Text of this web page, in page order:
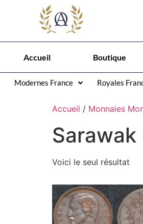
Accueil Boutique
Modernes France Royales
Accueil / Monnaies
Sarawak
Voici le seul résultat